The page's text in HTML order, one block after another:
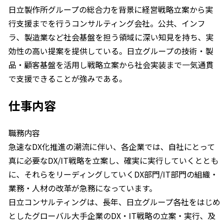
日立製作所グループの総合力を背景に経営戦略立案から実
行支援までを行うコンサルティング会社。公共、インフ
ラ、製造業など社会基盤を担う領域に深い知見を持ち、実
効性の高い提案を提供している。日立グループの技術・製
品・顧客基盤を活用し戦略立案から社会実装まで一気通貫
で支援できることが強みである。
仕事内容
職務内容
急速なDX化推進の潮流に伴い、各企業では、自社にとって
真に必要なDX/IT戦略を立案し、確実に実行していくととも
に、それらをリーディングしていくDX部門/IT部門の組織・
業務・人材の改革が急務になっています。
日立コンサルティングは、長年、日立グループ各社をはじめ
としたグローバル大手企業のDX・IT戦略の立案・実行、及